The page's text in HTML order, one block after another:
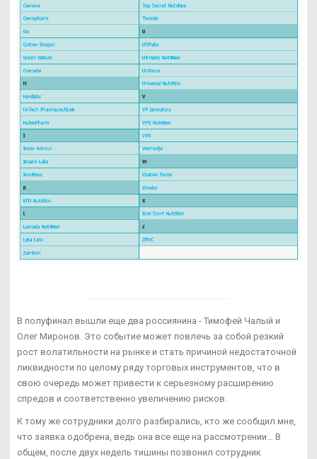
В полуфинал вышли еще два россиянина - Тимофей Чалый и
Олег Миронов. Это событие может повлечь за собой резкий
рост волатильности на рынке и стать причиной недостаточной
ликвидности по целому ряду торговых инструментов, что в
свою очередь может привести к серьезному расширению
спредов и соответственно увеличению рисков.
К тому же сотрудники долго разбирались, кто же сообщил мне,
что заявка одобрена, ведь она все еще на рассмотрении… В
общем, после двух недель тишины позвонил сотрудник